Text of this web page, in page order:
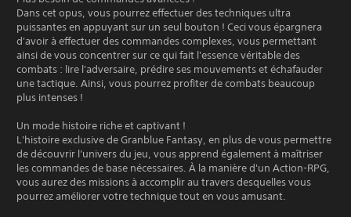
Dans cet opus, vous pourrez effectuer des techniques ultra
puissantes en appuyant sur un seul bouton ! Ceci vous épargnera
d'avoir à effectuer des commandes complexes, vous permettant
ainsi de vous concentrer sur ce qui fait l'essence véritable des
combats : lire l'adversaire, prédire ses mouvements et échafauder
une tactique. Ainsi, vous pourrez profiter de combats beaucoup
plus intenses !
Un mode histoire riche et captivant !
L'histoire exclusive de Granblue Fantasy, en plus de vous permettre
de découvrir l'univers du jeu, vous apprend également à maîtriser
les commandes de base nécessaires. À la manière d'un Action-RPG,
vous aurez des missions à accomplir au travers desquelles vous
pourrez améliorer votre technique tout en vous amusant.